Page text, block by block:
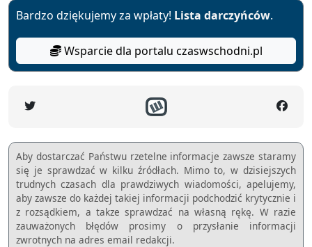
Bardzo dziękujemy za wpłaty! Lista darczyńców.
Wsparcie dla portalu czaswschodni.pl
Aby dostarczać Państwu rzetelne informacje zawsze staramy
się je sprawdzać w kilku źródłach. Mimo to, w dzisiejszych
trudnych czasach dla prawdziwych wiadomości, apelujemy,
aby zawsze do każdej takiej informacji podchodzić krytycznie i
z rozsądkiem, a takze sprawdzać na własną rękę. W razie
zauważonych błędów prosimy o przysłanie informacji
zwrotnych na adres email redakcji.